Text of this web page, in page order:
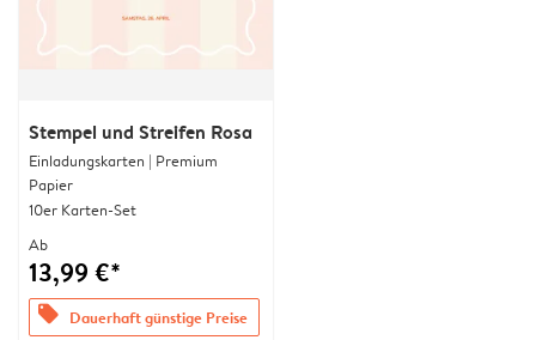
Stempel und Streifen Rosa
Einladungskarten | Premium
Papier
10er Karten-Set
Ab
13,99 €*
offers Dauerhaft günstige Preise